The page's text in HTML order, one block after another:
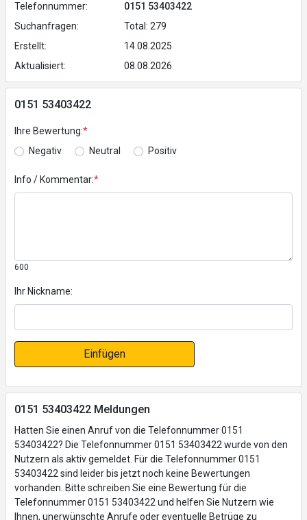
Telefonnummer:
0151 53403422
Suchanfragen:
Total: 279
Erstellt:
14.08.2025
Aktualisiert:
08.08.2026
0151 53403422
Ihre Bewertung:*
Negativ
Neutral Positiv
Info / Kommentar:*
600
Ihr Nickname:
Einfügen
0151 53403422 Meldungen
Hatten Sie einen Anruf von die Telefonnummer 0151
53403422? Die Telefonnummer 0151 53403422 wurde von den
Nutzern als aktiv gemeldet. Für die Telefonnummer 0151
53403422 sind leider bis jetzt noch keine Bewertungen
vorhanden. Bitte schreiben Sie eine Bewertung für die
Telefonnummer 0151 53403422 und helfen Sie Nutzern wie
Ihnen, unerwünschte Anrufe oder eventuelle Betrüge zu